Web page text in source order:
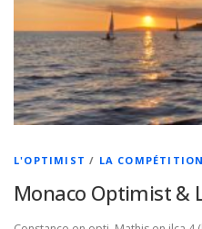
L'OPTIMIST / LA COMPÉTITION
Monaco Optimist &